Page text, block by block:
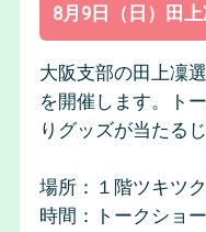
8月9日（日）田
大阪支部の田上凜
を開催します。ト
りグッズが当たる
場所：１階ツキツ
時間：トークショー